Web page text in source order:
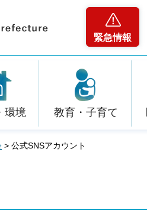
緊急情報
環境 教育・子育て
> 公式SNSアカウント